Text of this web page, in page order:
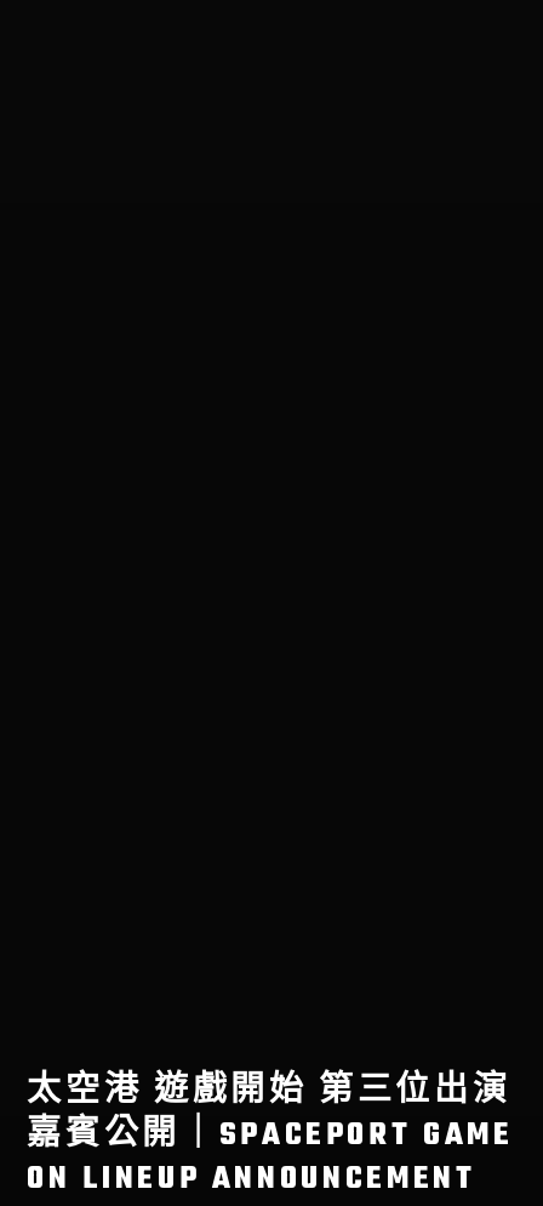
太空港 遊戲開始 第三位出演
嘉賓公開｜SPACEPORT GAME
ON LINEUP ANNOUNCEMENT